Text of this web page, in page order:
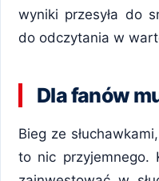
wyniki przesyła do
do odczytania w
Dla fanów
Bieg ze
to nic przyjemnego.